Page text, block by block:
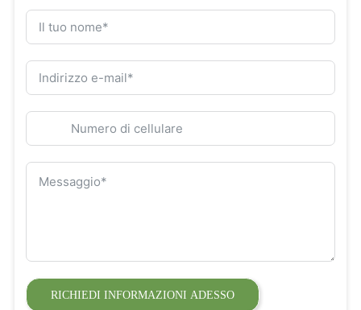
RICHIEDI INFORMAZIONI ADESSO